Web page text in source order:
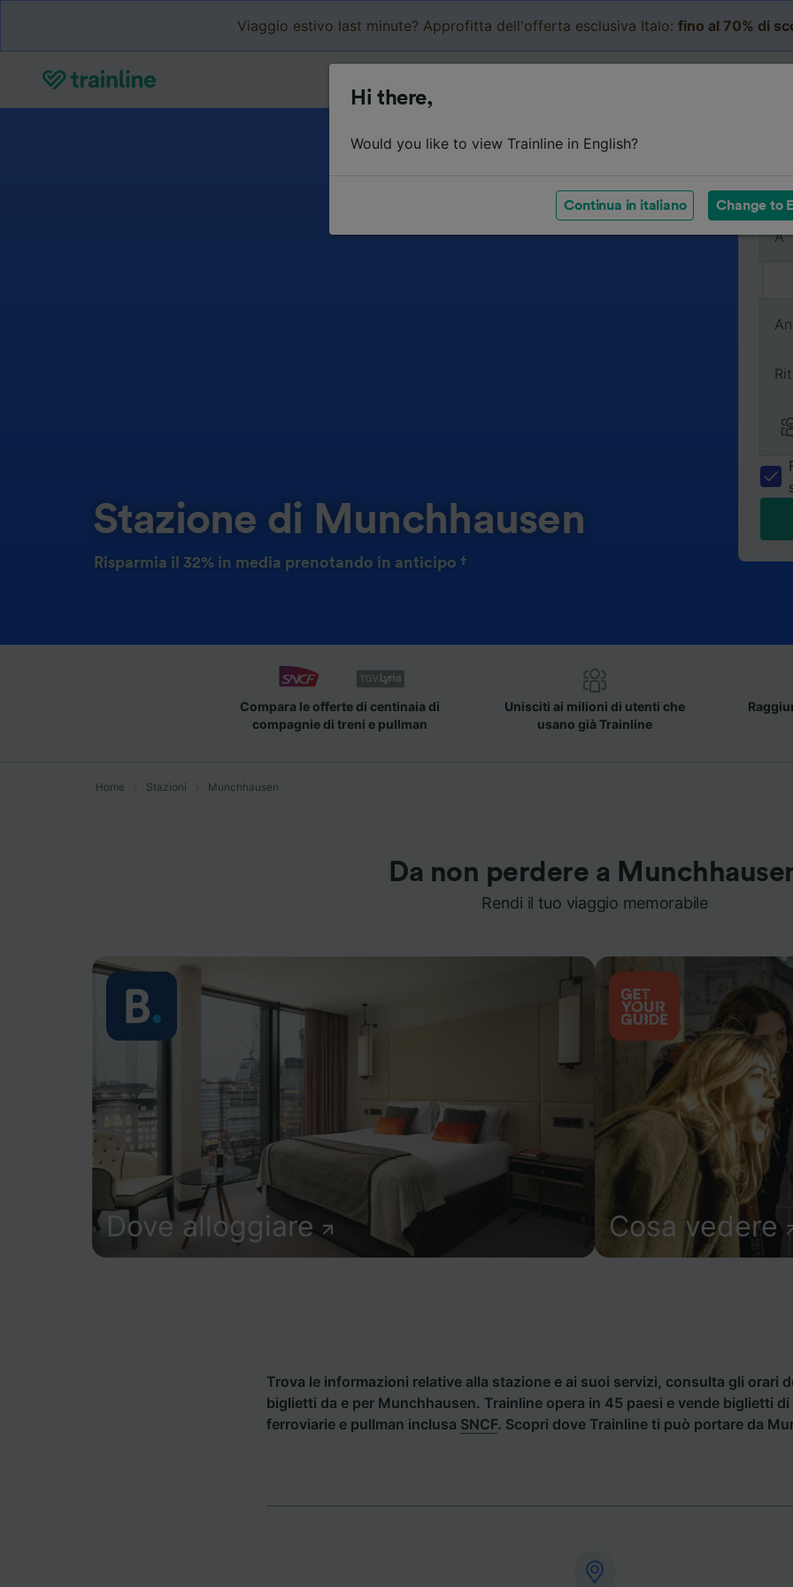
Viaggio estivo last minute? Approfitta dell'offerta esclusiva Italo: fino al 70% di
Stazione di Munchhausen
Risparmia il 32% in media prenotando in anticipo †
Da
A
Compara le offerte di centinaia di
compagnie di treni e pullman
Unisciti ai milioni di utenti che
usano già Trainline
Home Stazioni Munchhausen
Da non perdere a
Rendi il tuo viaggio memorabile
Dove alloggiare Cosa vedere
Trova le informazioni relative alla stazione e ai suoi servizi, consulta gli orari
biglietti da e per Munchhausen. Trainline opera in 45 paesi e vende biglietti
ferroviarie e pullman inclusa SNCF. Scopri dove Trainline ti può portare da
Hi there,
Would you like to view Trainline in English?
Continua in italiano Change to